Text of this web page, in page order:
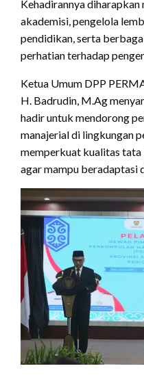
Kehadirannya
akademisi, pengelola
pendidikan, serta
perhatian terhadap
Ketua Umum DPP
H. Badrudin, M.Ag
hadir untuk mendorong
manajerial di lingkungan
memperkuat kualitas
agar mampu beradaptasi